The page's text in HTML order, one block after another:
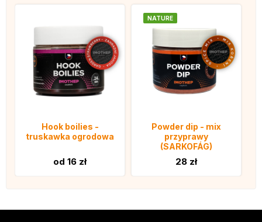
Hook boilies -
truskawka ogrodowa
od 16 zł
NATURE
Powder dip - mix
przyprawy
(SARKOFÁG)
28 zł